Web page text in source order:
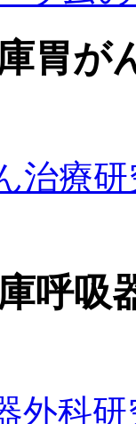
胃が
治療研
呼
外科研